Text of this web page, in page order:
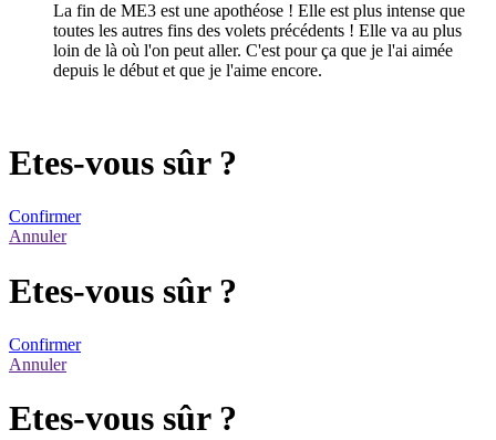
La fin de ME3 est une apothéose ! Elle est plus intense que
toutes les autres fins des volets précédents ! Elle va au plus
loin de là où l'on peut aller. C'est pour ça que je l'ai aimée
depuis le début et que je l'aime encore.
Etes-vous sûr ?
Confirmer
Annuler
Etes-vous sûr ?
Confirmer
Annuler
Etes-vous sûr ?